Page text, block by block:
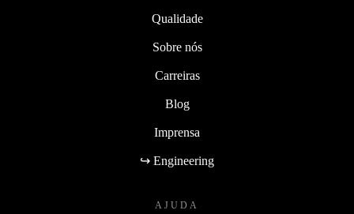
Qualidade
Sobre nós
Carreiras
Blog
Imprensa
↪ Engineering
AJUDA